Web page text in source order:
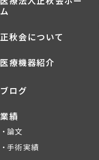
ム
正秋会について
医療機器紹介
ブログ
業績
論文
手術実績